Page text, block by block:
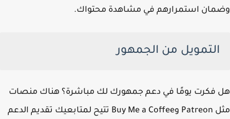
وضمان استمرارهم في مشاهدة محتواك.
التمويل من الجمهور
هل فكرت يومًا في دعم جمهورك لك مباشرة؟ هناك منصات
مثل Patreon وBuy Me a Coffee تتيح لمتابعيك تقديم الدعم